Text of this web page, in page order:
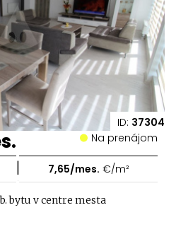
ID: 37304
Na prenájom
| 7,65/mes. €/m²
bytu v centre mesta